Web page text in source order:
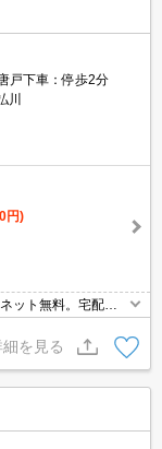
戸下車：停歩2分
川
円)
ット無料。宅配ボ
細を見る